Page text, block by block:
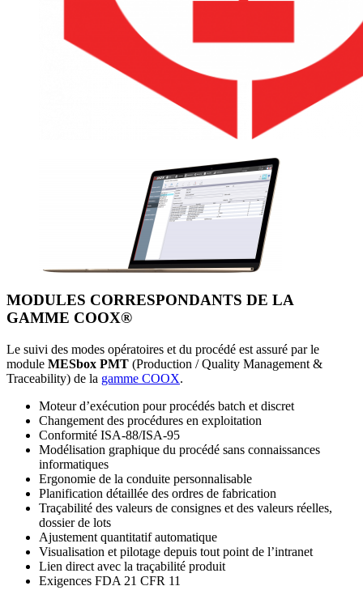
MODULES CORRESPONDANTS DE LA
GAMME COOX®
Le suivi des modes opératoires et du procédé est assuré par le
module MESbox PMT (Production / Quality Management &
Traceability) de la gamme COOX.
Moteur d’exécution pour procédés batch et discret
Changement des procédures en exploitation
Conformité ISA-88/ISA-95
Modélisation graphique du procédé sans connaissances
informatiques
Ergonomie de la conduite personnalisable
Planification détaillée des ordres de fabrication
Traçabilité des valeurs de consignes et des valeurs réelles,
dossier de lots
Ajustement quantitatif automatique
Visualisation et pilotage depuis tout point de l’intranet
Lien direct avec la traçabilité produit
Exigences FDA 21 CFR 11